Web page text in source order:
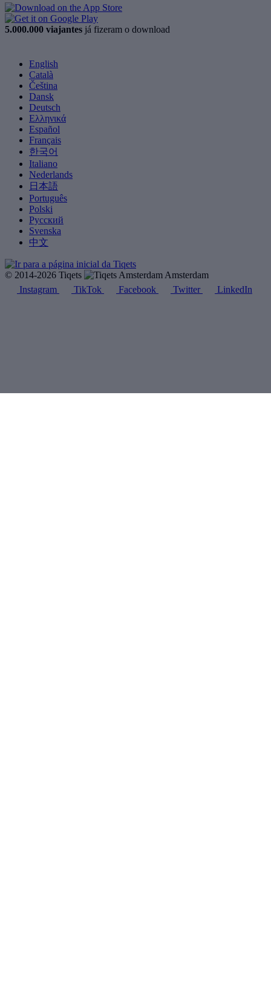
5.000.000 viajantes já fizeram o download
English
Català
Čeština
Dansk
Deutsch
Ελληνικά
Español
Français
한국어
Italiano
Nederlands
日本語
Português
Polski
Русский
Svenska
中文
© 2014-2026 Tiqets
Amsterdam
Instagram
TikTok Facebook Twitter LinkedIn